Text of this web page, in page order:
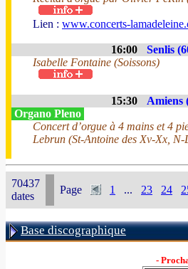
Lien : www.concerts-
16:00 Senlis
Isabelle Fontaine (Soissons)
15:30 Amiens
Organo Pleno
Concert d’orgue à 4 mains et 4
Lebrun (St-Antoine des Xv-Xx,
70437
dates
Page 1 ... 23 24
Base discographique
-